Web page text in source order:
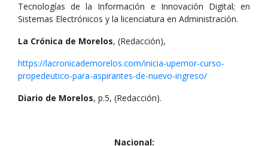
Tecnologías de la Información e Innovación Digital; en
Sistemas Electrónicos y la licenciatura en Administración.
La Crónica de Morelos, (Redacción),
https://lacronicademorelos.com/inicia-upemor-curso-
propedeutico-para-aspirantes-de-nuevo-ingreso/
Diario de Morelos, p.5, (Redacción).
Nacional: